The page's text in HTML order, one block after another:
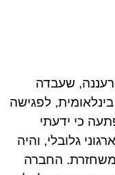
חצי שנה נקראה טלי, בת 56 מרעננה, שעבדה
לפגישה
כי ידעתי
גלובלי, והיה
משחזרת. החברה